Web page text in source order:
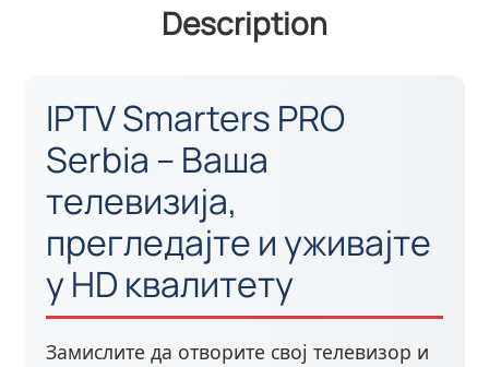
Description
IPTV Smarters PRO
Serbia – Ваша
телевизија,
прегледајте и уживајте
у HD квалитету
Замислите да отворите свој телевизор и